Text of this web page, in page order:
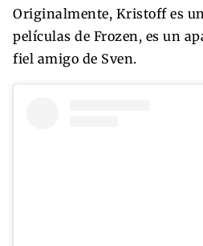
Originalmente, Kristoff es
películas de Frozen, es un
fiel amigo de Sven.